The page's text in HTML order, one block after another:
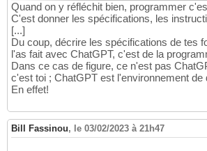
Quand on y réfléchit bien, programmer
C'est donner les spécifications, les
[...]
Du coup, décrire les spécifications de tes
l'as fait avec ChatGPT, c'est de la
Dans ce cas de figure, ce n'est pas
c'est toi ; ChatGPT est l'environnement de
En effet!
Bill Fassinou, le 03/02/2023 à 21h47